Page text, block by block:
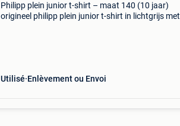
Philipp plein junior t-shirt – maat 140 (10 jaar)
origineel philipp plein junior t-shirt in lichtgrijs met
Utilisé Enlèvement ou Envoi